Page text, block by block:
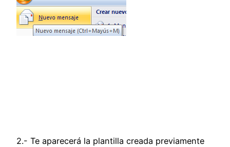
2.- Te aparecerá la plantilla creada previamente